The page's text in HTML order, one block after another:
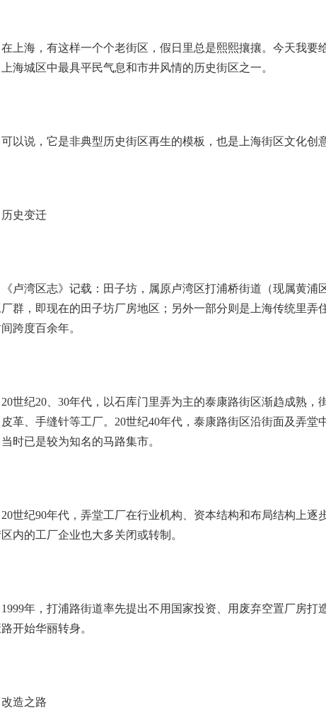
海，有这样一个个老街区，假日里总是熙熙攘攘。今天我要
海城区中最具平民气息和市井风情的历史街区之一。
说，它是非典型历史街区再生的模板，也是上海街区文化创意
变迁
湾区志》记载：田子坊，属原卢湾区打浦桥街道（现属黄浦
群，即现在的田子坊厂房地区；另外一部分则是上海传统里弄
跨度百余年。
纪20、30年代，以石库门里弄为主的泰康路街区渐趋成熟，
革、手缝针等工厂。20世纪40年代，泰康路街区沿街面及弄堂
时已是较为知名的马路集市。
纪90年代，弄堂工厂在行业机构、资本结构和布局结构上逐
内的工厂企业也大多关闭或转制。
年，打浦路街道率先提出不用国家投资、用废弃空置厂房打
开始华丽转身。
之路